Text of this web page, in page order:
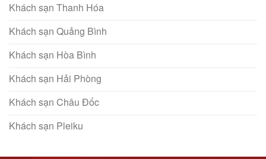
Khách sạn Thanh Hóa
Khách sạn Quảng Bình
Khách sạn Hòa Bình
Khách sạn Hải Phòng
Khách sạn Châu Đốc
Khách sạn Pleiku